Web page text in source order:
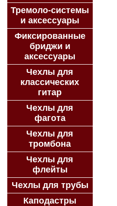
Тремоло-системы
и аксессуары
Фиксированные
бриджи и
аксессуары
Чехлы для
классических
гитар
Чехлы для
фагота
Чехлы для
тромбона
Чехлы для
флейты
Чехлы для трубы
Каподастры